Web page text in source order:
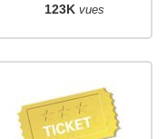
123K vues